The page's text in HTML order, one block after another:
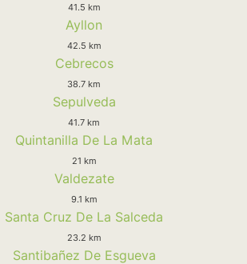
41.5 km
Ayllon
42.5 km
Cebrecos
38.7 km
Sepulveda
41.7 km
Quintanilla De La Mata
21 km
Valdezate
9.1 km
Santa Cruz De La Salceda
23.2 km
Santibañez De Esgueva